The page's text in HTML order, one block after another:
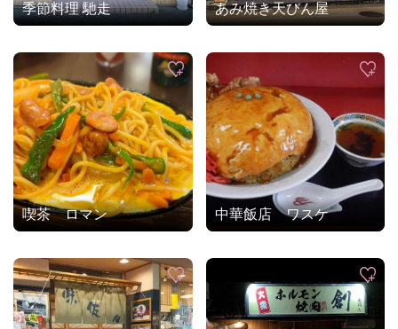
季節料理 馳走 あみ焼き天びん屋
喫茶 ロマン 中華飯店 ワスケ